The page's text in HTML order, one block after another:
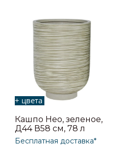
+ цвета
Кашпо Нео, зеленое,
Д44 В58 см, 78 л
Бесплатная доставка*